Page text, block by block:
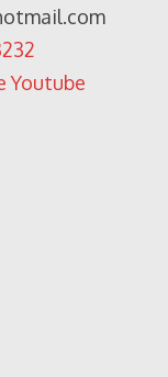
Youtube